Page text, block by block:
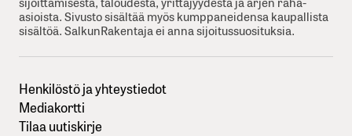
asioista. Sivusto sisältää myös kumppaneidensa kaupallista
sisältöä. SalkunRakentaja ei anna sijoitussuosituksia.
Henkilöstö ja yhteystiedot
Mediakortti
Tilaa uutiskirje